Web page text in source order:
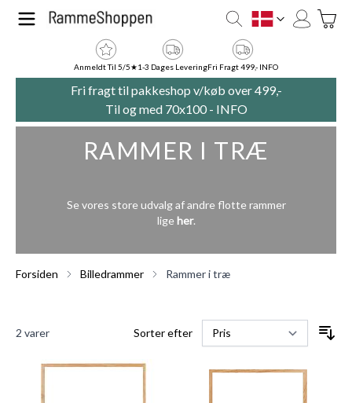
Skip to Content
DK
Anmeldt Til 5/5★1-3 Dages LeveringFri Fragt 499,- INFO
Fri fragt til pakkeshop v/køb over 499,-
Til og med 70x100 - INFO
RAMMER I TRÆ
Se vores store udvalg af andre flotte rammer
lige her.
Forsiden Billedrammer Rammer i træ
2 varer Sorter efter